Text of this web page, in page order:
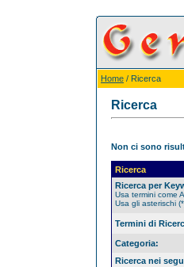
Home / Ricerca
Ricerca
Non ci sono
Ricerca
Ricerca per
Usa termini come
Usa gli asterischi
Termini di
Categoria:
Ricerca nei